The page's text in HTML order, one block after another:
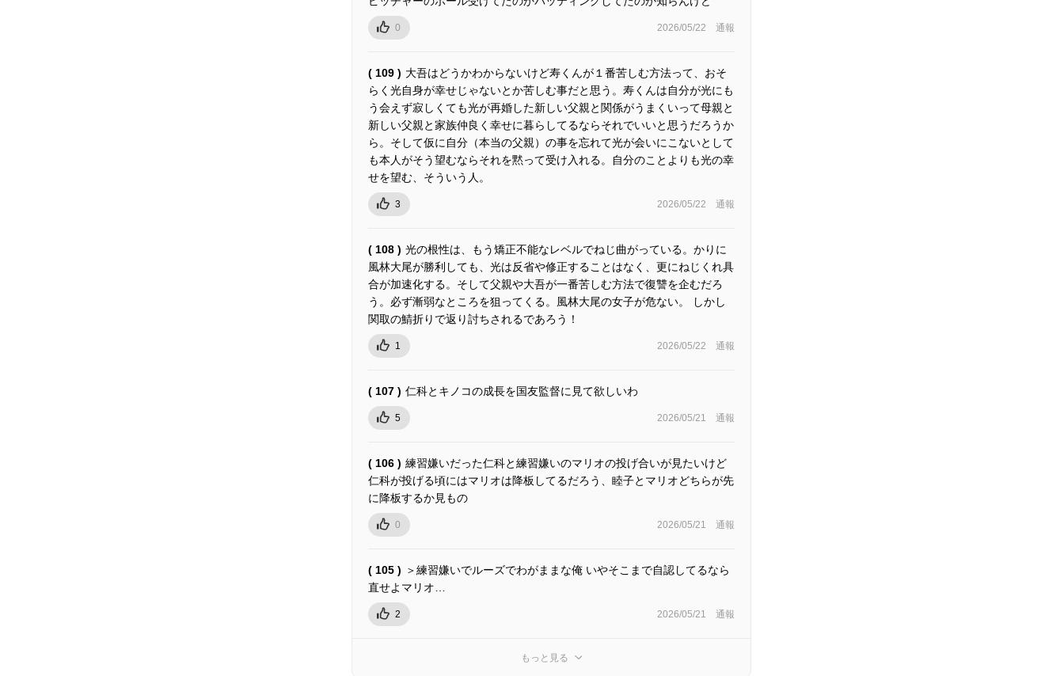
0 2026/05/22 通報
( 109 ) 大吾はどうかわからないけど寿くんが１番苦しむ方法って、おそ
らく光自身が幸せじゃないとか苦しむ事だと思う。寿くんは自分が光にも
う会えず寂しくても光が再婚した新しい父親と関係がうまくいって母親と
新しい父親と家族仲良く幸せに暮らしてるならそれでいいと思うだろうか
ら。そして仮に自分（本当の父親）の事を忘れて光が会いにこないとして
も本人がそう望むならそれを黙って受け入れる。自分のことよりも光の幸
せを望む、そういう人。
3 2026/05/22 通報
( 108 ) 光の根性は、もう矯正不能なレベルでねじ曲がっている。かりに
風林大尾が勝利しても、光は反省や修正することはなく、更にねじくれ具
合が加速化する。そして父親や大吾が一番苦しむ方法で復讐を企むだろ
う。必ず漸弱なところを狙ってくる。風林大尾の女子が危ない。 しかし
関取の鯖折りで返り討ちされるであろう！
1 2026/05/22 通報
( 107 ) 仁科とキノコの成長を国友監督に見て欲しいわ
5 2026/05/21 通報
( 106 ) 練習嫌いだった仁科と練習嫌いのマリオの投げ合いが見たいけど
仁科が投げる頃にはマリオは降板してるだろう、睦子とマリオどちらが先
に降板するか見もの
0 2026/05/21 通報
( 105 ) ＞練習嫌いでルーズでわがままな俺 いやそこまで自認してるなら
直せよマリオ…
2 2026/05/21 通報
もっと見る